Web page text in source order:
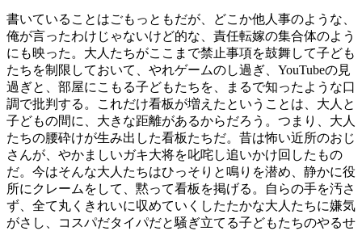
書いていることはごもっともだが、どこか他人事のような、
俺が言ったわけじゃないけど的な、責任転嫁の集合体のよう
にも映った。大人たちがここまで禁止事項を鼓舞して子ども
たちを制限しておいて、やれゲームのし過ぎ、YouTubeの見
過ぎと、部屋にこもる子どもたちを、まるで知ったような口
調で批判する。これだけ看板が増えたということは、大人と
子どもの間に、大きな距離があるからだろう。つまり、大人
たちの腰砕けが生み出した看板たちだ。昔は怖い近所のおじ
さんが、やかましいガキ大将を叱咤し追いかけ回したもの
だ。今はそんな大人たちはひっそりと鳴りを潜め、静かに役
所にクレームをして、黙って看板を掲げる。自らの手を汚さ
ず、全て丸くきれいに収めていくしたたかな大人たちに嫌気
がさし、コスパだタイパだと騒ぎ立てる子どもたちのやるせ